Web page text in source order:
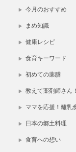
今月のおすすめ
まめ知識
健康レシピ
食育キーワード
初めての薬膳
教えて薬剤師さん！
ママを応援！離乳
日本の郷土料理
食育への想い